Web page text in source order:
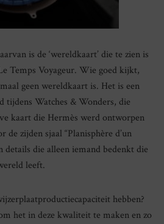
is de ‘wereldkaart’ die te zien is
Temps Voyageur. Wie goed kijkt,
geen wereldkaart is. Het is een
tijdens Watches & Wonders, die
kaart die Hermès werd ontworpen
zijden sjaal “Planisphère d’un
details die alleen iemand bedenkt die
leeft.
hebben?
het in deze kwaliteit te maken en zo